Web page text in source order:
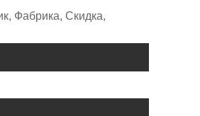
Фабрика, Скидка,